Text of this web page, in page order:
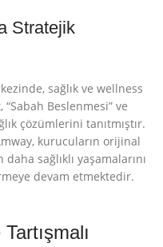
Stratejik
sağlık ve wellness
Beslenmesi” ve
çözümlerini tanıtmıştır.
kurucuların orijinal
sağlıklı yaşamalarını
devam etmektedir.